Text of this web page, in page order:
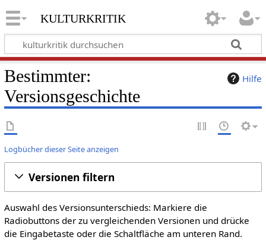
kulturkritik
Hilfe
Bestimmter:
Versionsgeschichte
Logbücher dieser Seite anzeigen
Versionen filtern
Auswahl des Versionsunterschieds: Markiere die
Radiobuttons der zu vergleichenden Versionen und drücke
die Eingabetaste oder die Schaltfläche am unteren Rand.